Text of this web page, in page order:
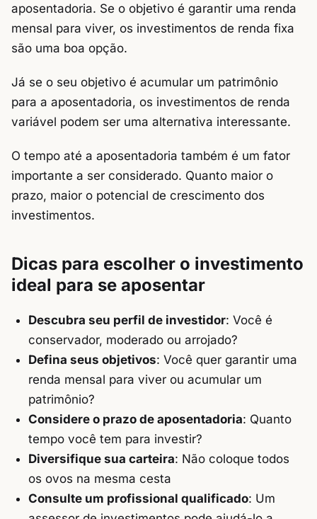
aposentadoria. Se o objetivo é garantir uma renda
mensal para viver, os investimentos de renda fixa
são uma boa opção.
Já se o seu objetivo é acumular um patrimônio
para a aposentadoria, os investimentos de renda
variável podem ser uma alternativa interessante.
O tempo até a aposentadoria também é um fator
importante a ser considerado. Quanto maior o
prazo, maior o potencial de crescimento dos
investimentos.
Dicas para escolher o investimento
ideal para se aposentar
Descubra seu perfil de investidor: Você é
conservador, moderado ou arrojado?
Defina seus objetivos: Você quer garantir uma
renda mensal para viver ou acumular um
patrimônio?
Considere o prazo de aposentadoria: Quanto
tempo você tem para investir?
Diversifique sua carteira: Não coloque todos
os ovos na mesma cesta
Consulte um profissional qualificado: Um